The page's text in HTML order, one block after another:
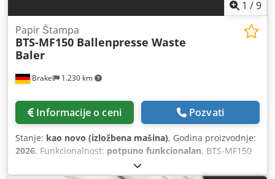
1 /9
Brakel 1.230 km
Papir Štampa
BTS-MF150 Ballenpresse Waste
Baler
Informacije o ceni Pozvati
Stanje: kao novo (izložbena mašina), Godina proizvodnje:
2026, Funkcionalnost: potpuno funkcionalan, BTS-MF150
je idealna bala za sabijanje vašeg rastresitog kartona i
filmskog otpada u balu do 150 kg. Balirka impresionira